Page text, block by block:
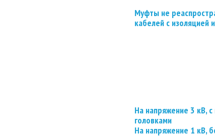
Муфты не
кабелей с изоляцией
На напряжение 3 кВ,
головками
На напряжение 1 кВ,